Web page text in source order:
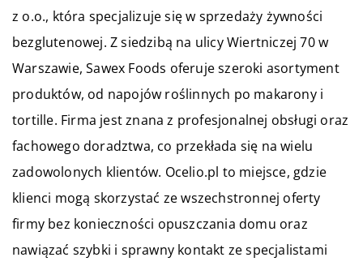
z o.o., która specjalizuje się w sprzedaży żywności
bezglutenowej. Z siedzibą na ulicy Wiertniczej 70 w
Warszawie, Sawex Foods oferuje szeroki asortyment
produktów, od napojów roślinnych po makarony i
tortille. Firma jest znana z profesjonalnej obsługi oraz
fachowego doradztwa, co przekłada się na wielu
zadowolonych klientów. Ocelio.pl to miejsce, gdzie
klienci mogą skorzystać ze wszechstronnej oferty
firmy bez konieczności opuszczania domu oraz
nawiązać szybki i sprawny kontakt ze specjalistami